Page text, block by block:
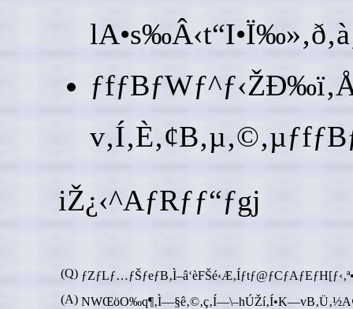
iŽ¿‹^AƒRƒƒ“ƒgj
(Q)
(A)